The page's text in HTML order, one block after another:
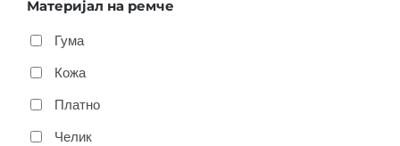
Материјал на ремче
Гума
Кожа
Платно
Челик